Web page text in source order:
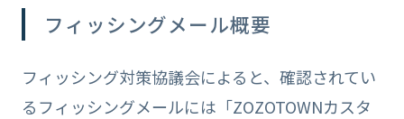
フィッシングメール概要
フィッシング対策協議会によると、確認されてい
るフィッシングメールには「ZOZOTOWNカスタ